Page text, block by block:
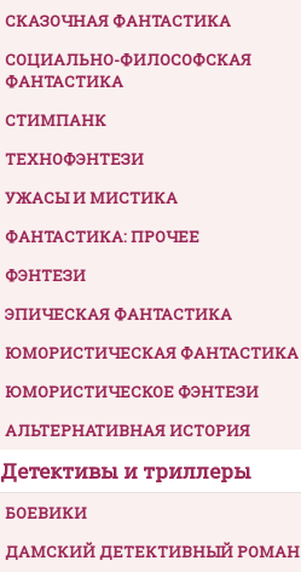
СКАЗОЧНАЯ ФАНТАСТИКА
СОЦИАЛЬНО-ФИЛОСОФСКАЯ
ФАНТАСТИКА
СТИМПАНК
ТЕХНОФЭНТЕЗИ
УЖАСЫ И МИСТИКА
ФАНТАСТИКА: ПРОЧЕЕ
ФЭНТЕЗИ
ЭПИЧЕСКАЯ ФАНТАСТИКА
ЮМОРИСТИЧЕСКАЯ ФАНТАСТИКА
ЮМОРИСТИЧЕСКОЕ ФЭНТЕЗИ
АЛЬТЕРНАТИВНАЯ ИСТОРИЯ
Детективы и триллеры
БОЕВИКИ
ДАМСКИЙ ДЕТЕКТИВНЫЙ РОМАН